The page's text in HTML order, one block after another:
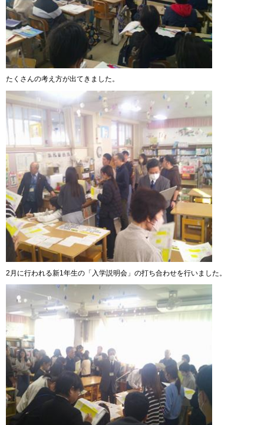
たくさんの考え方が出てきました。
2月に行われる新1年生の「入学説明会」の打ち合わせを行いました。